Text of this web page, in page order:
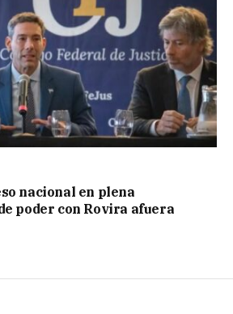
nacional en plena
poder con Rovira afuera